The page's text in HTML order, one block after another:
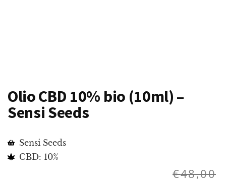
Olio CBD 10% bio (10ml) –
Sensi Seeds
Sensi Seeds
CBD: 10%
€48,00